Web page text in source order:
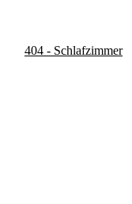
404 - Schlafzimmer